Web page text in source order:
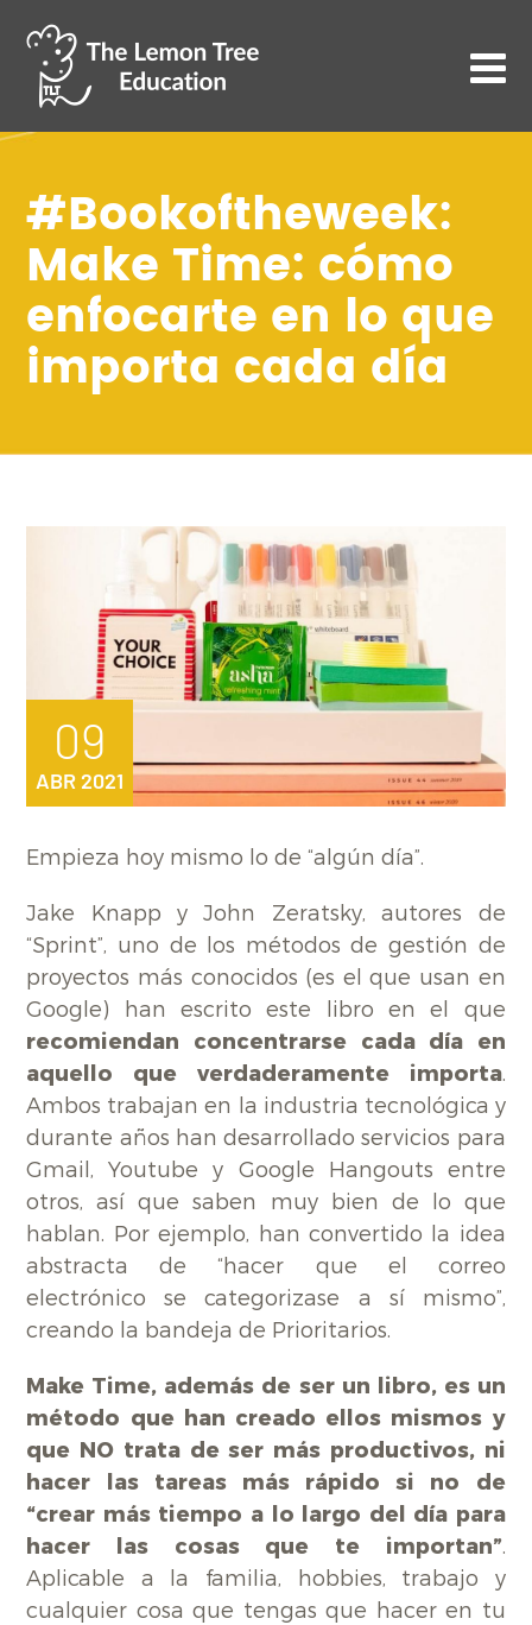
#Bookoftheweek:
Make Time: cómo
enfocarte en lo que
importa cada día
09
ABR 2021
Empieza hoy mismo lo de “algún día”.
Jake Knapp y John Zeratsky, autores de
“Sprint”, uno de los métodos de gestión de
proyectos más conocidos (es el que usan en
Google) han escrito este libro en el que
recomiendan concentrarse cada día en
aquello que verdaderamente importa.
Ambos trabajan en la industria tecnológica y
durante años han desarrollado servicios para
Gmail, Youtube y Google Hangouts entre
otros, así que saben muy bien de lo que
hablan. Por ejemplo, han convertido la idea
abstracta de “hacer que el correo
electrónico se categorizase a sí mismo”,
creando la bandeja de Prioritarios.
Make Time, además de ser un libro, es un
método que han creado ellos mismos y
que NO trata de ser más productivos, ni
hacer las tareas más rápido si no de
“crear más tiempo a lo largo del día para
hacer las cosas que te importan”.
Aplicable a la familia, hobbies, trabajo y
cualquier cosa que tengas que hacer en tu